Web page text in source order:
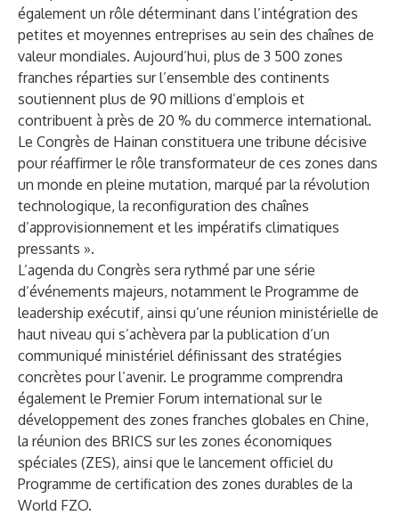
également un rôle déterminant dans l’intégration des
petites et moyennes entreprises au sein des chaînes de
valeur mondiales. Aujourd’hui, plus de 3 500 zones
franches réparties sur l’ensemble des continents
soutiennent plus de 90 millions d’emplois et
contribuent à près de 20 % du commerce international.
Le Congrès de Hainan constituera une tribune décisive
pour réaffirmer le rôle transformateur de ces zones dans
un monde en pleine mutation, marqué par la révolution
technologique, la reconfiguration des chaînes
d’approvisionnement et les impératifs climatiques
pressants ».
L’agenda du Congrès sera rythmé par une série
d’événements majeurs, notamment le Programme de
leadership exécutif, ainsi qu’une réunion ministérielle de
haut niveau qui s’achèvera par la publication d’un
communiqué ministériel définissant des stratégies
concrètes pour l’avenir. Le programme comprendra
également le Premier Forum international sur le
développement des zones franches globales en Chine,
la réunion des BRICS sur les zones économiques
spéciales (ZES), ainsi que le lancement officiel du
Programme de certification des zones durables de la
World FZO.